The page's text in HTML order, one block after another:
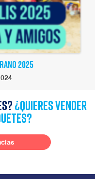
2025
¿quieres vender